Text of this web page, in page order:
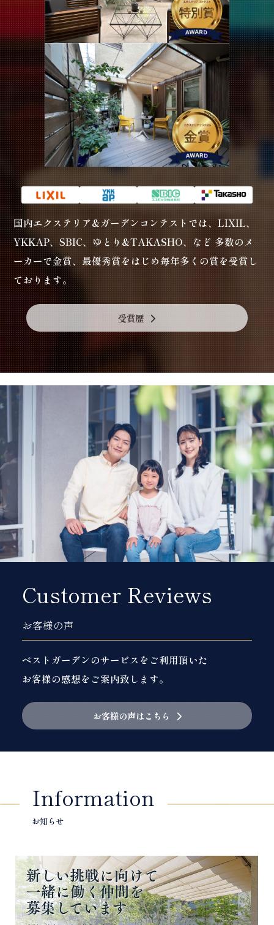
国内エクステリア&ガーデンコンテストでは、LIXIL、
YKKAP、SBIC、ゆとり&TAKASHO、など多数のメ
ーカーで金賞、最優秀賞をはじめ毎年多くの賞を受賞し
ております。
受賞歴
Customer Reviews
お客様の声
ベストガーデンのサービスをご利用頂いた
お客様の感想をご案内致します。
お客様の声はこちら
Information
お知らせ